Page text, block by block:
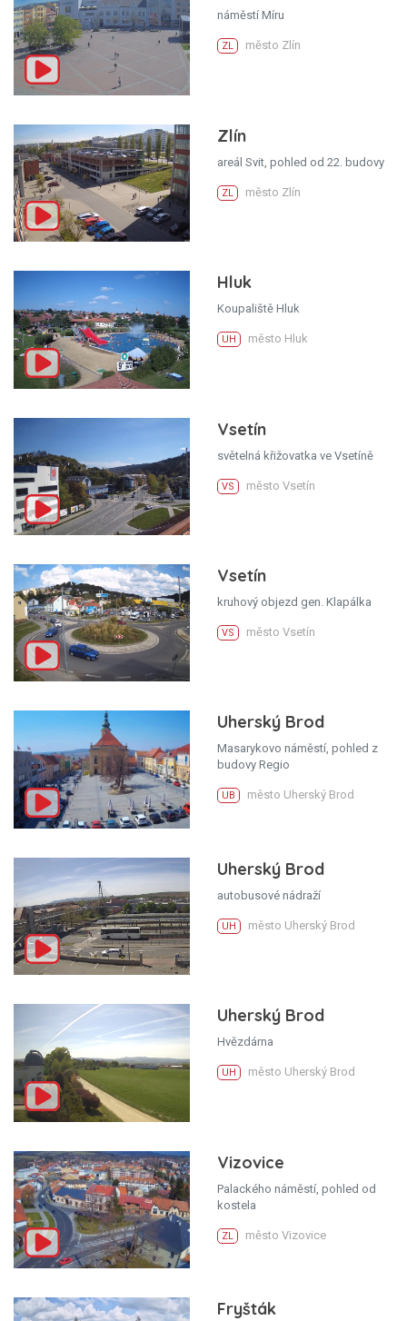
náměstí Míru
ZL město Zlín
Zlín
areál Svit, pohled od 22. budovy
ZL město Zlín
Hluk
Koupaliště Hluk
UH město Hluk
Vsetín
světelná křižovatka ve Vsetíně
VS město Vsetín
Vsetín
kruhový objezd gen. Klapálka
VS město Vsetín
Uherský Brod
Masarykovo náměstí, pohled z
budovy Regio
UB město Uherský Brod
Uherský Brod
autobusové nádraží
UH město Uherský Brod
Uherský Brod
Hvězdárna
UH město Uherský Brod
Vizovice
Palackého náměstí, pohled od
kostela
ZL město Vizovice
Fryšták